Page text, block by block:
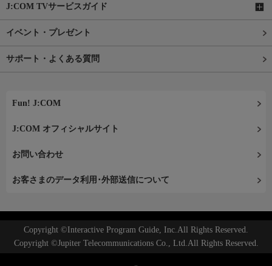
J:COM TVサービスガイド
イベント・プレゼント
サポート・よくある質問
Fun! J:COM
J:COM オフィシャルサイト
お問い合わせ
お客さまのデータ利用･外部送信について
Copyright ©Interactive Program Guide, Inc.All Rights Reserved.
Copyright ©Jupiter Telecommunications Co., Ltd.All Rights Reserved.